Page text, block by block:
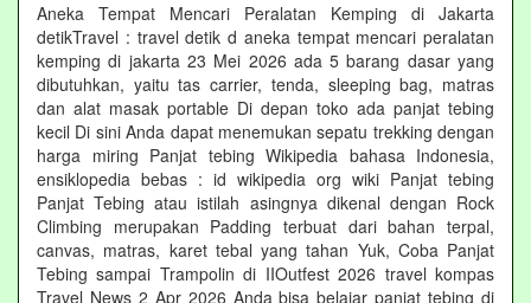
Aneka Tempat Mencari Peralatan Kemping di Jakarta
detikTravel : travel detik d aneka tempat mencari peralatan
kemping di jakarta 23 Mei 2026 ada 5 barang dasar yang
dibutuhkan, yaitu tas carrier, tenda, sleeping bag, matras
dan alat masak portable Di depan toko ada panjat tebing
kecil Di sini Anda dapat menemukan sepatu trekking dengan
harga miring Panjat tebing Wikipedia bahasa Indonesia,
ensiklopedia bebas : id wikipedia org wiki Panjat tebing
Panjat Tebing atau istilah asingnya dikenal dengan Rock
Climbing merupakan Padding terbuat dari bahan terpal,
canvas, matras, karet tebal yang tahan Yuk, Coba Panjat
Tebing sampai Trampolin di IIOutfest 2026 travel kompas
Travel News 2 Apr 2026 Anda bisa belajar panjat tebing di